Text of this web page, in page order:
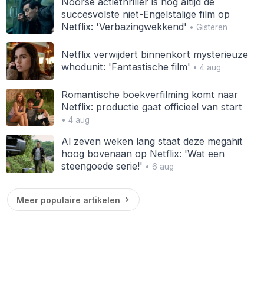
succesvolste niet-Engelstalige film op
Netflix: 'Verbazingwekkend' • Gisteren
Netflix verwijdert binnenkort mysterieuze
whodunit: 'Fantastische film' • 4 aug
Romantische boekverfilming komt naar
Netflix: productie gaat officieel van start
• 4 aug
Al zeven weken lang staat deze megahit
hoog bovenaan op Netflix: 'Wat een
steengoede serie!' • 6 aug
Meer populaire artikelen